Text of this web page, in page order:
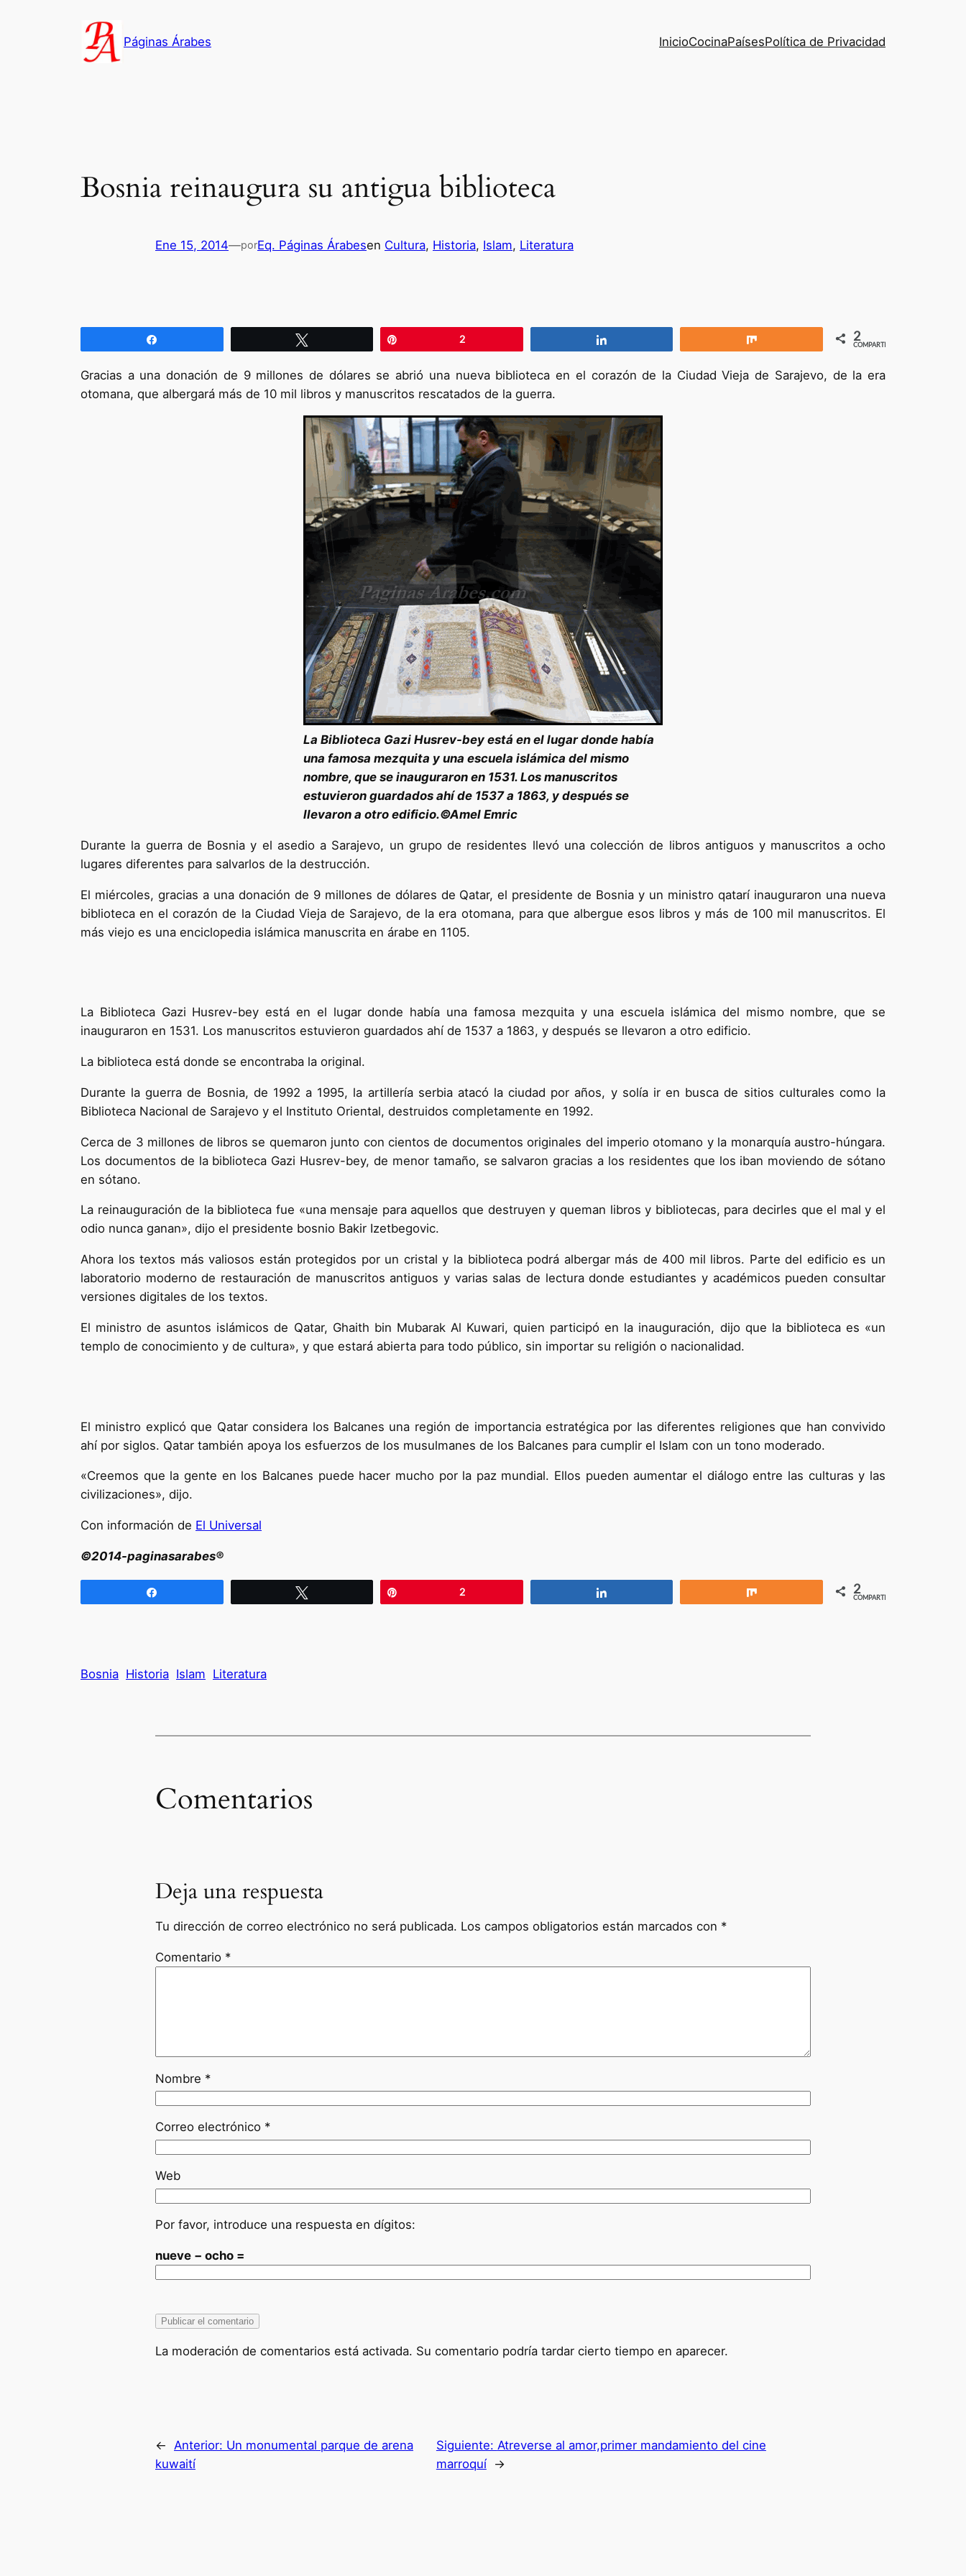
Páginas Árabes InicioCocinaPaísesPolítica de Privacidad
Bosnia reinaugura su antigua biblioteca
Ene 15, 2014—porEq. Páginas Árabesen Cultura, Historia, Islam, Literatura
2 2
COMPARTIR
Gracias a una donación de 9 millones de dólares se abrió una nueva biblioteca en el corazón de la Ciudad Vieja de Sarajevo, de la era
otomana, que albergará más de 10 mil libros y manuscritos rescatados de la guerra.
La Biblioteca Gazi Husrev-bey está en el lugar donde había
una famosa mezquita y una escuela islámica del mismo
nombre, que se inauguraron en 1531. Los manuscritos
estuvieron guardados ahí de 1537 a 1863, y después se
llevaron a otro edificio.©Amel Emric
Durante la guerra de Bosnia y el asedio a Sarajevo, un grupo de residentes llevó una colección de libros antiguos y manuscritos a ocho
lugares diferentes para salvarlos de la destrucción.
El miércoles, gracias a una donación de 9 millones de dólares de Qatar, el presidente de Bosnia y un ministro qatarí inauguraron una nueva
biblioteca en el corazón de la Ciudad Vieja de Sarajevo, de la era otomana, para que albergue esos libros y más de 100 mil manuscritos. El
más viejo es una enciclopedia islámica manuscrita en árabe en 1105.
La Biblioteca Gazi Husrev-bey está en el lugar donde había una famosa mezquita y una escuela islámica del mismo nombre, que se
inauguraron en 1531. Los manuscritos estuvieron guardados ahí de 1537 a 1863, y después se llevaron a otro edificio.
La biblioteca está donde se encontraba la original.
Durante la guerra de Bosnia, de 1992 a 1995, la artillería serbia atacó la ciudad por años, y solía ir en busca de sitios culturales como la
Biblioteca Nacional de Sarajevo y el Instituto Oriental, destruidos completamente en 1992.
Cerca de 3 millones de libros se quemaron junto con cientos de documentos originales del imperio otomano y la monarquía austro-húngara.
Los documentos de la biblioteca Gazi Husrev-bey, de menor tamaño, se salvaron gracias a los residentes que los iban moviendo de sótano
en sótano.
La reinauguración de la biblioteca fue «una mensaje para aquellos que destruyen y queman libros y bibliotecas, para decirles que el mal y el
odio nunca ganan», dijo el presidente bosnio Bakir Izetbegovic.
Ahora los textos más valiosos están protegidos por un cristal y la biblioteca podrá albergar más de 400 mil libros. Parte del edificio es un
laboratorio moderno de restauración de manuscritos antiguos y varias salas de lectura donde estudiantes y académicos pueden consultar
versiones digitales de los textos.
El ministro de asuntos islámicos de Qatar, Ghaith bin Mubarak Al Kuwari, quien participó en la inauguración, dijo que la biblioteca es «un
templo de conocimiento y de cultura», y que estará abierta para todo público, sin importar su religión o nacionalidad.
El ministro explicó que Qatar considera los Balcanes una región de importancia estratégica por las diferentes religiones que han convivido
ahí por siglos. Qatar también apoya los esfuerzos de los musulmanes de los Balcanes para cumplir el Islam con un tono moderado.
«Creemos que la gente en los Balcanes puede hacer mucho por la paz mundial. Ellos pueden aumentar el diálogo entre las culturas y las
civilizaciones», dijo.
Con información de El Universal
©2014-paginasarabes®
2 2
COMPARTIR
Bosnia Historia Islam Literatura
Comentarios
Deja una respuesta
Tu dirección de correo electrónico no será publicada. Los campos obligatorios están marcados con *
Comentario *
Nombre *
Correo electrónico *
Web
Por favor, introduce una respuesta en dígitos:
nueve − ocho =
La moderación de comentarios está activada. Su comentario podría tardar cierto tiempo en aparecer.
← Anterior: Un monumental parque de arena
kuwaití
Siguiente: Atreverse al amor,primer mandamiento del cine
marroquí
→